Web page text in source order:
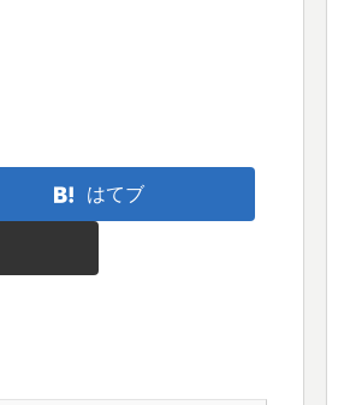
はてブ